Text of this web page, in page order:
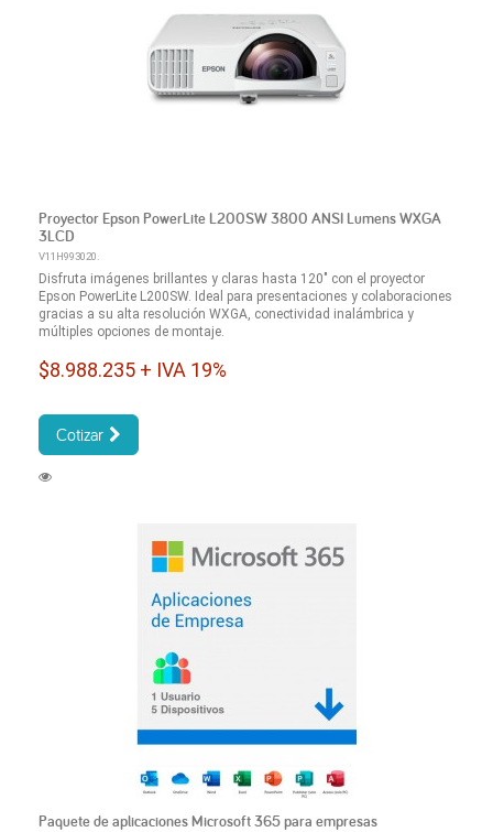
Proyector Epson PowerLite L200SW 3800 ANSI Lumens WXGA
3LCD
V11H993020.
Disfruta imágenes brillantes y claras hasta 120" con el proyector
Epson PowerLite L200SW. Ideal para presentaciones y colaboraciones
gracias a su alta resolución WXGA, conectividad inalámbrica y
múltiples opciones de montaje.
$8.988.235 + IVA 19%
Cotizar
Paquete de aplicaciones Microsoft 365 para empresas